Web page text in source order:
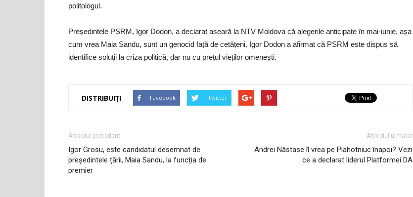
politologul.
Președintele PSRM, Igor Dodon, a declarat aseară la NTV Moldova că alegerile anticipate în mai-iunie, așa
cum vrea Maia Sandu, sunt un genocid față de cetățeni. Igor Dodon a afirmat că PSRM este dispus să
identifice soluții la criza politică, dar nu cu prețul vieților omenești.
DISTRIBUIȚI Facebook Twitter
Articolul precedent
Igor Grosu, este candidatul desemnat de
președintele țării, Maia Sandu, la funcția de
premier
Articolul următor
Andrei Năstase îl vrea pe Plahotniuc înapoi? Vezi
ce a declarat liderul Platformei DA